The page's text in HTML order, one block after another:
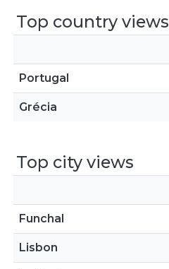
Top country views
Portugal
Grécia
Top city views
Funchal
Lisbon